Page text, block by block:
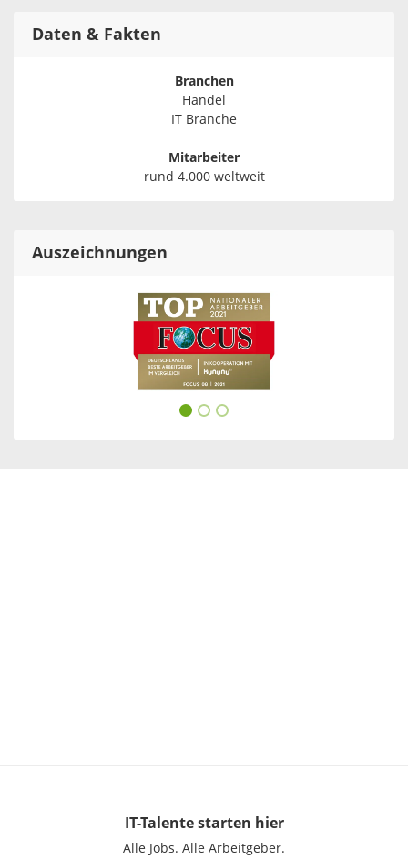
Daten & Fakten
Branchen
Handel
IT Branche
Mitarbeiter
rund 4.000 weltweit
Auszeichnungen
IT-Talentestarten hier
Alle Jobs. Alle Arbeitgeber.